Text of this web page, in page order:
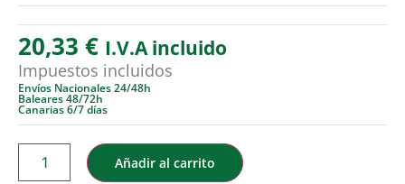
20,33 € I.V.A incluido
Impuestos incluidos
Envíos Nacionales 24/48h
Baleares 48/72h
Canarias 6/7 días
Añadir al carrito